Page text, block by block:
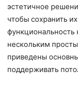
эстетичное
чтобы сохранить
функциональность
нескольким
приведены
поддерживать